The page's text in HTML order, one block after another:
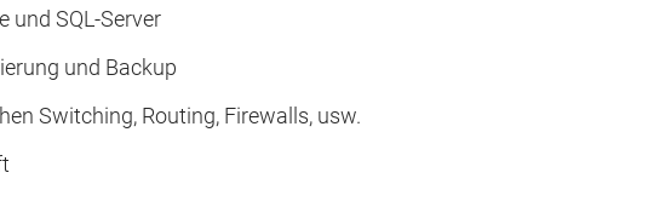
und SQL-Server
und Backup
Switching, Routing, Firewalls, usw.